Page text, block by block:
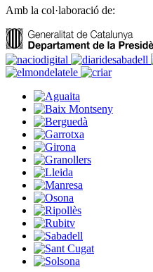
Amb la col·laboració de: